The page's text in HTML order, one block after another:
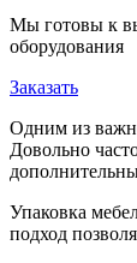
Мы готовы к
оборудования
Заказать
Одним из
Довольно
Упаковка
подход